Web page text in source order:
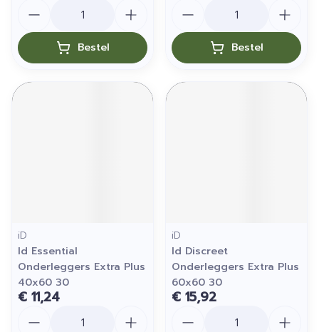
Bestel Bestel
iD
Id Essential
Onderleggers Extra Plus
40x60 30
€ 11,24
iD
Id Discreet
Onderleggers Extra Plus
60x60 30
€ 15,92